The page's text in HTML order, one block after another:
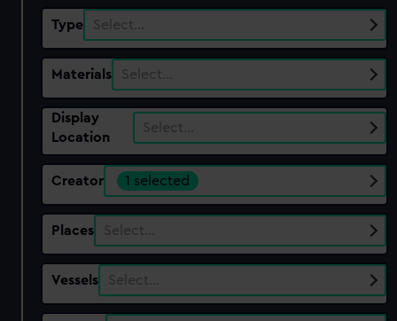
Type Select…
Materials Select…
Display
Location
Select…
Creator 1 selected
Places Select…
Vessels Select…